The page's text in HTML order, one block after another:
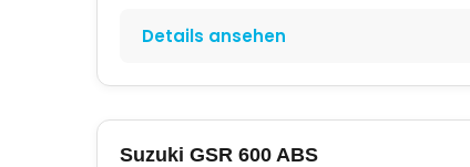
Details ansehen
Suzuki GSR 600 ABS